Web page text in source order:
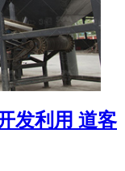
发利用 道客